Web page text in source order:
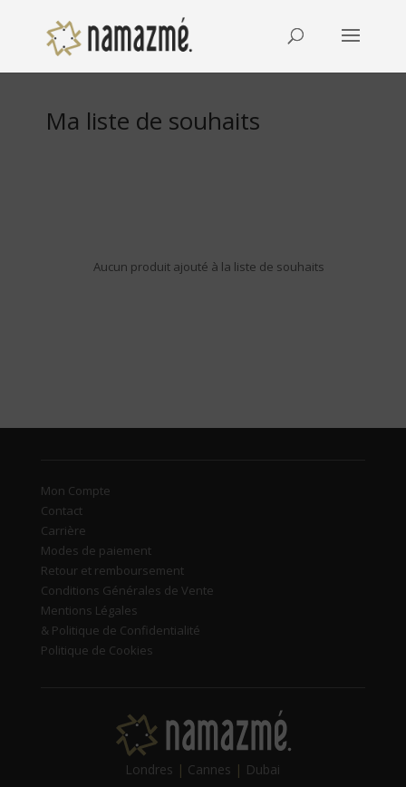
Ma liste de souhaits
Aucun produit ajouté à la liste de souhaits
Mon Compte
Contact
Carrière
Modes de paiement
Retour et remboursement
Conditions Générales de Vente
Mentions Légales
& Politique de Confidentialité
Politique de Cookies
Londres | Cannes | Dubai